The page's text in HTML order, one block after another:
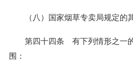
（八）国家烟草专卖局规定的
第四十四条 有下列情形之一
围：